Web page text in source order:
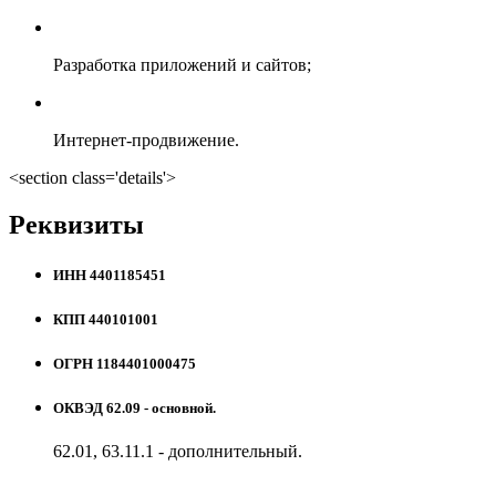
Разработка приложений и сайтов;
Интернет-продвижение.
<section class='details'>
Реквизиты
ИНН 4401185451
КПП 440101001
ОГРН 1184401000475
ОКВЭД 62.09 - основной.
62.01, 63.11.1 - дополнительный.